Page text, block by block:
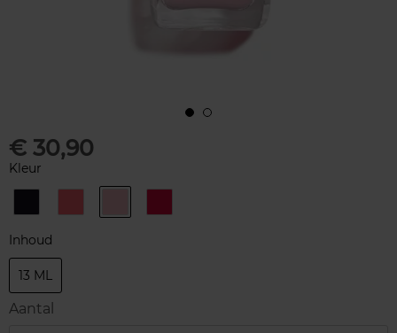
€ 30,90
Kleur
GRIS
OBSCUR
CORALIUMNUVOLAEXQUISITE
Inhoud
13 ML
Aantal